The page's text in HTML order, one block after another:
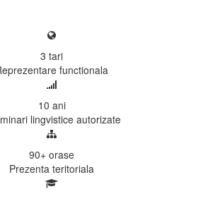
3 tari
functionala
10 ani
lingvistice autorizate
90+ orase
Prezenta teritoriala